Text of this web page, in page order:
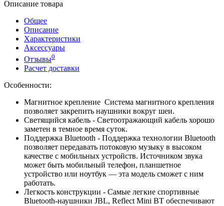
Описание товара
Общее
Описание
Характеристики
Аксессуары
Отзывы0
Расчет доставки
Особенности:
Магнитное крепление Система магнитного крепления
позволяет закрепить наушники вокруг шеи.
Светящийся кабель - Светоотражающий кабель хорошо
заметен в темное время суток.
Поддержка Bluetooth - Поддержка технологии Bluetooth
позволяет передавать потоковую музыку в высоком
качестве с мобильных устройств. Источником звука
может быть мобильный телефон, планшетное
устройство или ноутбук — эта модель сможет с ним
работать.
Легкость конструкции - Самые легкие спортивные
Bluetooth-наушники JBL, Reflect Mini BT обеспечивают